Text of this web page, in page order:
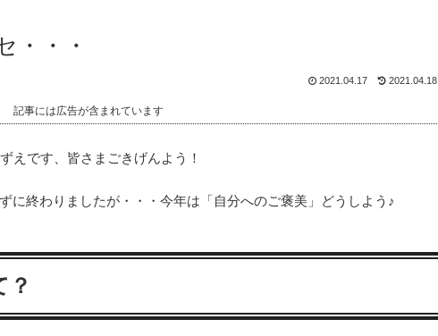
・・・
2021.04.17 2021.04.18
記事には広告が含まれています
えです、皆さまごきげんよう！
に終わりましたが・・・今年は「自分へのご褒美」どうしよう♪
？